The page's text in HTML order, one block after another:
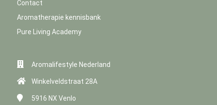
Contact
Aromatherapie kennisbank
Pure Living Academy
Aromalifestyle Nederland
Winkelveldstraat 28A
5916 NX Venlo